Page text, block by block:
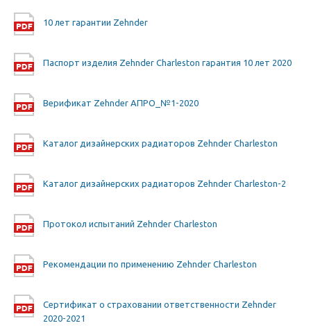
10 лет гарантии Zehnder
Паспорт изделия Zehnder Charleston гарантия 10 лет 2020
Верификат Zehnder АПРО_№1-2020
Каталог дизайнерских радиаторов Zehnder Charleston
Каталог дизайнерских радиаторов Zehnder Charleston-2
Протокол испытаний Zehnder Charleston
Рекомендации по применению Zehnder Charleston
Сертификат о страховании ответственности Zehnder
2020-2021